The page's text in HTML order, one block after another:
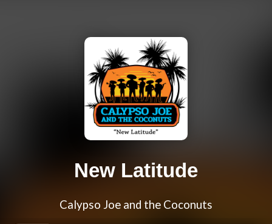
New Latitude
Calypso Joe and the Coconuts